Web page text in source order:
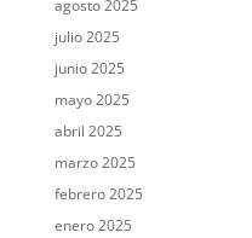
agosto 2025
julio 2025
junio 2025
mayo 2025
abril 2025
marzo 2025
febrero 2025
enero 2025